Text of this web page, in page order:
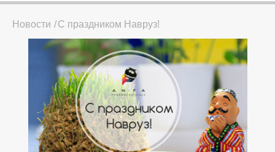
Новости С праздником Навруз!